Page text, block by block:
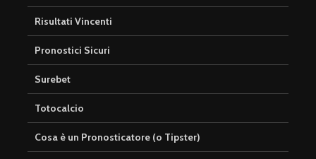
Risultati Vincenti
Pronostici Sicuri
Surebet
Totocalcio
Cosa è un Pronosticatore (o Tipster)